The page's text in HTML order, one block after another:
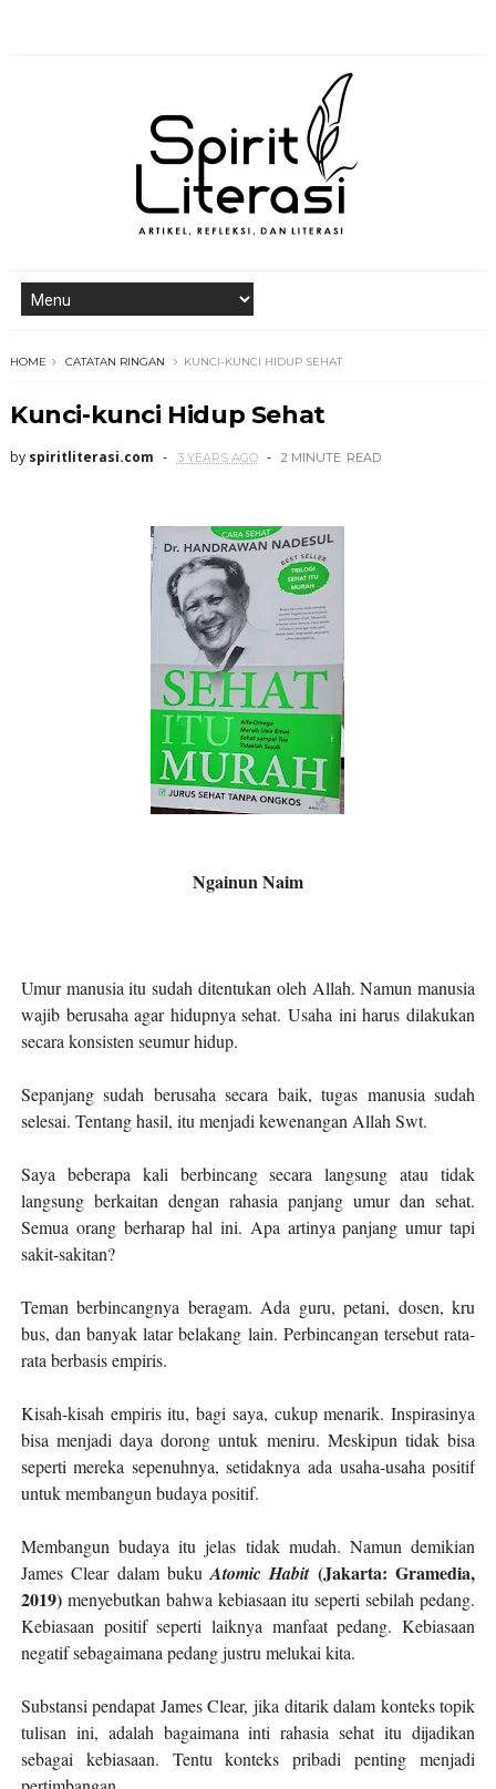
HOME CATATAN RINGAN KUNCI-KUNCI HIDUP SEHAT
Kunci-kunci Hidup Sehat
by spiritliterasi.com 3 YEARS AGO 2 MINUTE READ
Ngainun Naim
Umur manusia itu sudah ditentukan oleh Allah. Namun manusia
wajib berusaha agar hidupnya sehat. Usaha ini harus dilakukan
secara konsisten seumur hidup.
Sepanjang sudah berusaha secara baik, tugas manusia sudah
selesai. Tentang hasil, itu menjadi kewenangan Allah Swt.
Saya beberapa kali berbincang secara langsung atau tidak
langsung berkaitan dengan rahasia panjang umur dan sehat.
Semua orang berharap hal ini. Apa artinya panjang umur tapi
sakit-sakitan?
Teman berbincangnya beragam. Ada guru, petani, dosen, kru
bus, dan banyak latar belakang lain. Perbincangan tersebut rata-
rata berbasis empiris.
Kisah-kisah empiris itu, bagi saya, cukup menarik. Inspirasinya
bisa menjadi daya dorong untuk meniru. Meskipun tidak bisa
seperti mereka sepenuhnya, setidaknya ada usaha-usaha positif
untuk membangun budaya positif.
Membangun budaya itu jelas tidak mudah. Namun demikian
James Clear dalam bukuAtomic Habit (Jakarta: Gramedia,
2019)menyebutkan bahwa kebiasaan itu seperti sebilah pedang.
Kebiasaan positif seperti laiknya manfaat pedang. Kebiasaan
negatif sebagaimana pedang justru melukai kita.
Substansi pendapat James Clear, jika ditarik dalam konteks topik
tulisan ini, adalah bagaimana inti rahasia sehat itu dijadikan
sebagai kebiasaan. Tentu konteks pribadi penting menjadi